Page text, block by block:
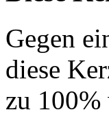
Gegen
diese
zu 100%